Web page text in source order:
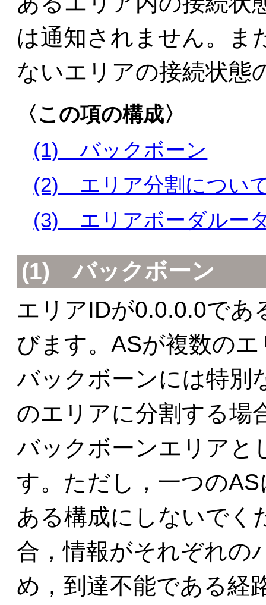
は通知されません。ま
ないエリアの接続状態
〈この項の構成〉
(1) バックボーン
(2) エリア分割につい
(3) エリアボーダルー
(1) バックボーン
エリアIDが0.0.0.0であ
びます。ASが複数の
バックボーンには特別
のエリアに分割する場
バックボーンエリアと
す。ただし，一つの
ある構成にしないでく
合，情報がそれぞれの
め，到達不能である経